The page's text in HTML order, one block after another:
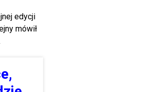
edycji
mówił